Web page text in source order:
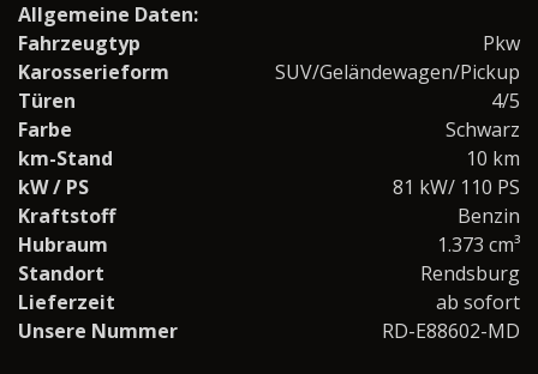
Allgemeine Daten:
Fahrzeugtyp
Pkw
Karosserieform
SUV/Geländewagen/Pickup
Türen
4/5
Farbe
Schwarz
km-Stand
10 km
kW / PS
81 kW/ 110 PS
Kraftstoff
Benzin
Hubraum
1.373 cm³
Standort
Rendsburg
Lieferzeit
ab sofort
Unsere Nummer
RD-E88602-MD